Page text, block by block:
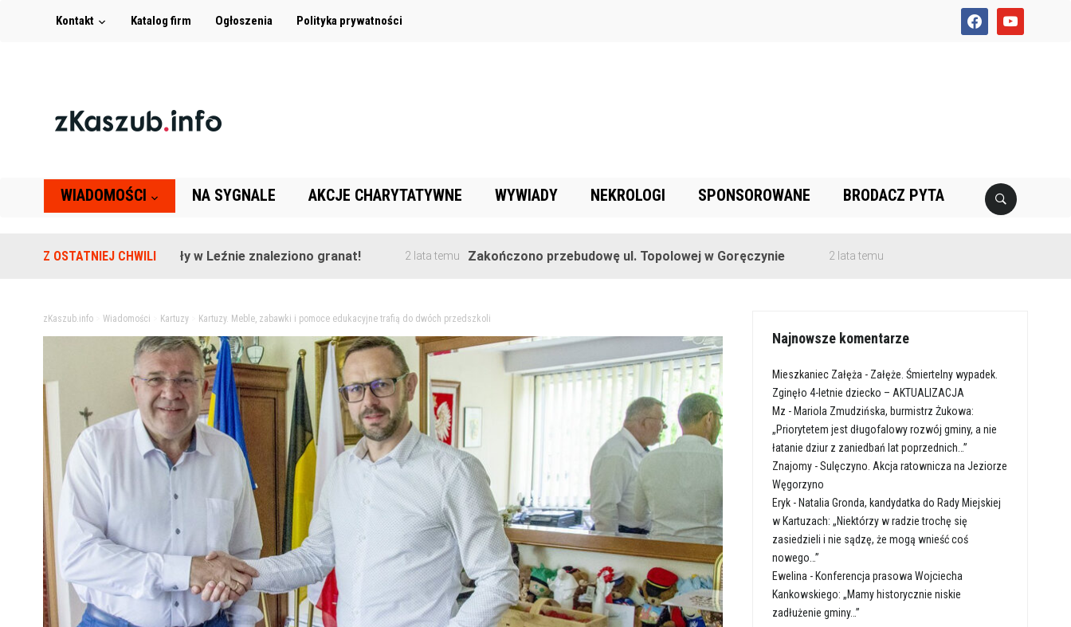
facebookyoutube
Kontakt Katalog firm Ogłoszenia Polityka prywatności
WIADOMOŚCI NA SYGNALE AKCJE CHARYTATYWNE WYWIADY NEKROLOGI SPONSOROWANE BRODACZ PYTA
Z OSTATNIEJ CHWILI
Na terenie szkoły w Leźnie znaleziono granat! 2 lata temu Zakończono przebudowę ul. Topolowej w Goręczynie 2 lata temu
zKaszub.info> Wiadomości Kartuzy> Kartuzy. Meble, zabawki i pomoce edukacyjne trafią do dwóch przedszkoli
Najnowsze komentarze
Mieszkaniec Załęża - Załęże. Śmiertelny wypadek.
Zginęło 4-letnie dziecko – AKTUALIZACJA
Mz - Mariola Zmudzińska, burmistrz Żukowa:
„Priorytetem jest długofalowy rozwój gminy, a nie
łatanie dziur z zaniedbań lat poprzednich…”
Znajomy -Sulęczyno. Akcja ratownicza na Jeziorze
Węgorzyno
Eryk - Natalia Gronda, kandydatka do Rady Miejskiej
w Kartuzach: „Niektórzy w radzie trochę się
zasiedzieli i nie sądzę, że mogą wnieść coś
nowego…”
Ewelina - Konferencja prasowa Wojciecha
Kankowskiego: „Mamy historycznie niskie
zadłużenie gminy…”